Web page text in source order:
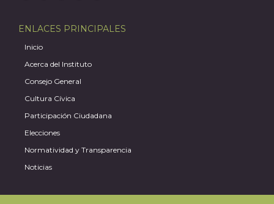
ENLACES PRINCIPALES
Inicio
Acerca del Instituto
Consejo General
Cultura Cívica
Participación Ciudadana
Elecciones
Normatividad y Transparencia
Noticias